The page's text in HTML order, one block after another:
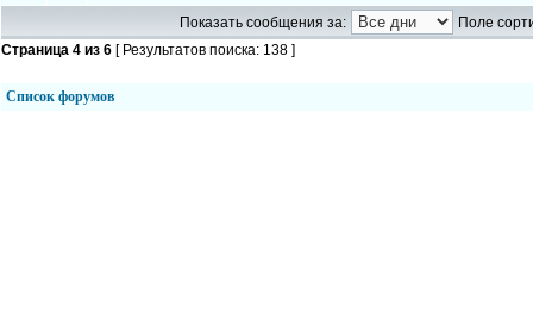
Показать сообщения за:
Поле
Страница 4 из 6 [ Результатов поиска: 138 ]
Список форумов